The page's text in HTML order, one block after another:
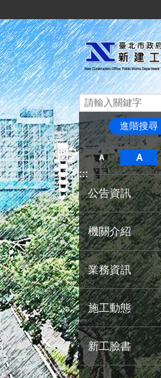
進階搜尋
:::
公告資訊
機關介紹
業務資訊
施工動態
新工臉書